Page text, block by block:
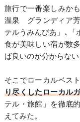
旅行で一番楽しみか
温泉 グランディア
テルうみんぴあ」､
食が美味しい宿が数
ば良いのか分からな
そこでローカルベス
り尽くしたローカル
テル・旅館」を徹底
えてみた。